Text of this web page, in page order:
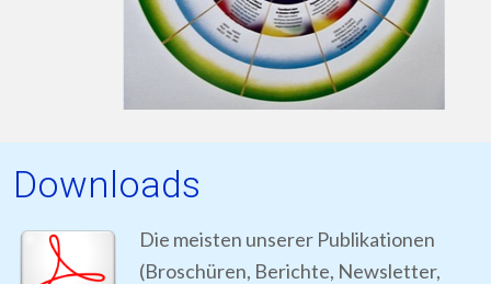
Downloads
Die meisten unserer Publikationen
(Broschüren, Berichte, Newsletter,